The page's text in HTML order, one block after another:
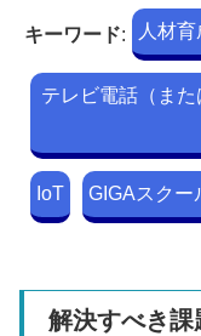
キーワード: 人材育
テレビ電話（ま
IoT GIGAスクー
解決すべき課